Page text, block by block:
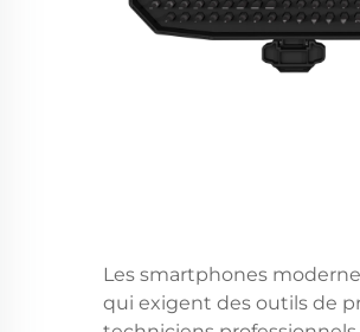
Les smartphones
qui exigent des outils de